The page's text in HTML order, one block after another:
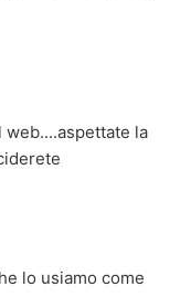
la
lo usiamo come